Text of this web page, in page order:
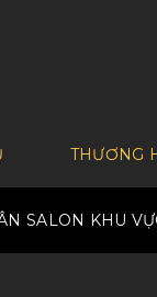
THƯƠNG
SALON KHU